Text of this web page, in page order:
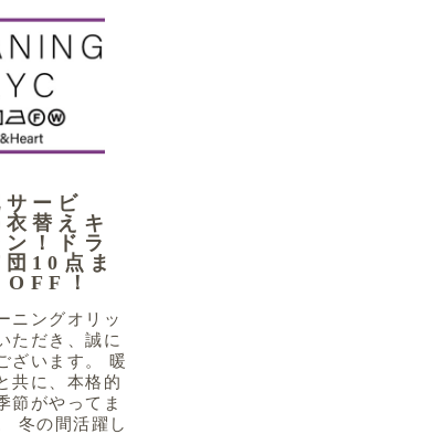
ービ
替えキ
！ドラ
10点ま
！
ニングオリッ
ただき、誠に
ざいます。 暖
共に、本格的
節がやってま
冬の間活躍し